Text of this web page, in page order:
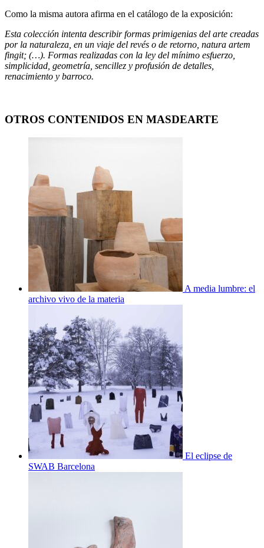
Como la misma autora afirma en el catálogo de la exposición:
Esta colección intenta describir formas primigenias del arte creadas
por la naturaleza, en un viaje del revés o de retorno, natura artem
fingit; (…). Formas realizadas con la ley del mínimo esfuerzo,
simplicidad, geometría, sencillez y profusión de detalles,
renacimiento y barroco.
OTROS CONTENIDOS EN MASDEARTE
A media lumbre: el
archivo vivo de la materia
El eclipse de
SWAB Barcelona